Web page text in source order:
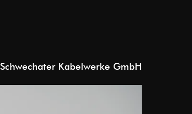
Schwechater Kabelwerke GmbH